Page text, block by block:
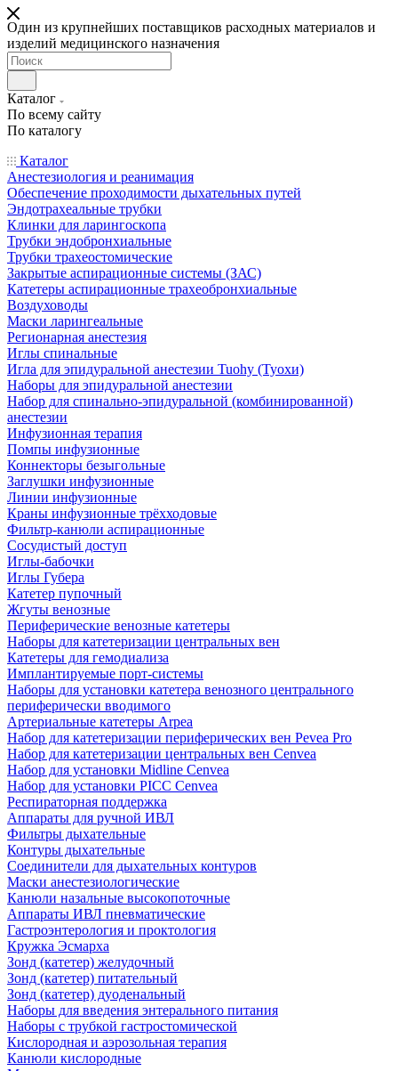
Один из крупнейших поставщиков расходных материалов и
изделий медицинского назначения
Каталог
По всему сайту
По каталогу
Каталог
Анестезиология и реанимация
Обеспечение проходимости дыхательных путей
Эндотрахеальные трубки
Клинки для ларингоскопа
Трубки эндобронхиальные
Трубки трахеостомические
Закрытые аспирационные системы (ЗАС)
Катетеры аспирационные трахеобронхиальные
Воздуховоды
Маски ларингеальные
Регионарная анестезия
Иглы спинальные
Игла для эпидуральной анестезии Tuohy (Туохи)
Наборы для эпидуральной анестезии
Набор для спинально-эпидуральной (комбинированной)
анестезии
Инфузионная терапия
Помпы инфузионные
Коннекторы безыгольные
Заглушки инфузионные
Линии инфузионные
Краны инфузионные трёхходовые
Фильтр-канюли аспирационные
Сосудистый доступ
Иглы-бабочки
Иглы Губера
Катетер пупочный
Жгуты венозные
Периферические венозные катетеры
Наборы для катетеризации центральных вен
Катетеры для гемодиализа
Имплантируемые порт‑системы
Наборы для установки катетера венозного центрального
периферически вводимого
Артериальные катетеры Arpea
Набор для катетеризации периферических вен Pevea Pro
Набор для катетеризации центральных вен Cenvea
Набор для установки Midline Cenvea
Набор для установки PICC Cenvea
Респираторная поддержка
Аппараты для ручной ИВЛ
Фильтры дыхательные
Контуры дыхательные
Соединители для дыхательных контуров
Маски анестезиологические
Канюли назальные высокопоточные
Аппараты ИВЛ пневматические
Гастроэнтерология и проктология
Кружка Эсмарха
Зонд (катетер) желудочный
Зонд (катетер) питательный
Зонд (катетер) дуоденальный
Наборы для введения энтерального питания
Наборы с трубкой гастростомической
Кислородная и аэрозольная терапия
Канюли кислородные